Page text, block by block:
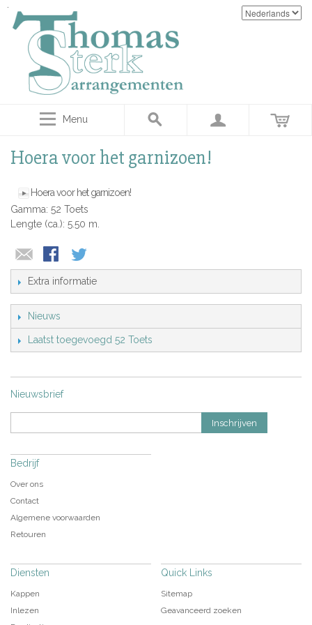
Menu
Hoera voor het garnizoen!
Hoera voor het garnizoen!
Gamma: 52 Toets
Lengte (ca.): 5.50 m.
Extra informatie
Nieuws
Laatst toegevoegd 52 Toets
Nieuwsbrief
Inschrijven
Bedrijf
Over ons
Contact
Algemene voorwaarden
Retouren
Diensten
Kappen
Inlezen
Quick Links
Sitemap
Geavanceerd zoeken